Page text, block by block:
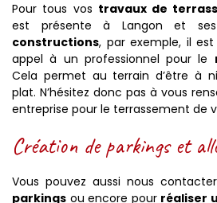
Pour tous vos travaux de
est présente à Langon et
constructions, par exemple, il
appel à un professionnel pour le
Cela permet au terrain d’être à
plat. N’hésitez donc pas à vous
entreprise pour le terrassement de
Création de parkings et
Vous pouvez aussi nous
parkings ou encore pour réaliser